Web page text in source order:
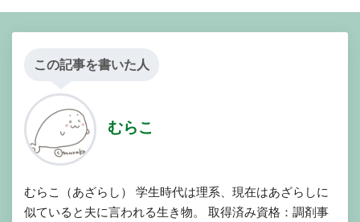
この記事を書いた人
むらこ
むらこ（あざらし） 学生時代は理系、現在はあざらしに
似ていると夫に言われる生き物。 取得済み資格：調剤事